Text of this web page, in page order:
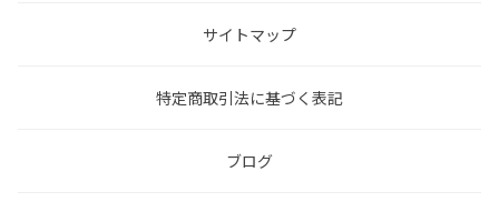
サイトマップ
特定商取引法に基づく表記
ブログ